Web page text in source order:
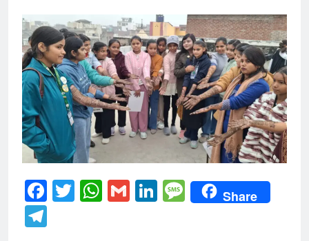
Facebook
Twitter
WhatsApp
GmailLinkedIn
Message
Share